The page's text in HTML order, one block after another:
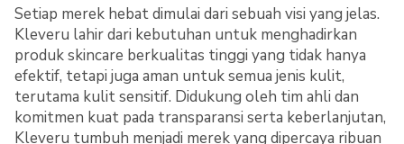
Setiap merek hebat dimulai dari sebuah visi yang jelas.
Kleveru lahir dari kebutuhan untuk menghadirkan
produk skincare berkualitas tinggi yang tidak hanya
efektif, tetapi juga aman untuk semua jenis kulit,
terutama kulit sensitif. Didukung oleh tim ahli dan
komitmen kuat pada transparansi serta keberlanjutan,
Kleveru tumbuh menjadi merek yang dipercaya ribuan